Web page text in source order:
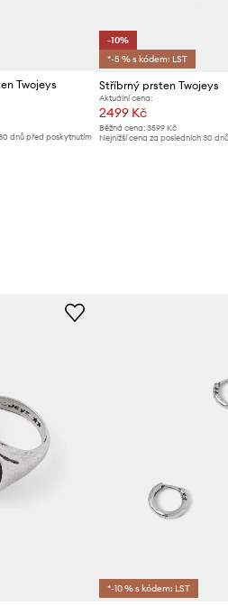
Twojeys
dnů před poskytnutím
-10%
*-5 % s kódem: LST
Stříbrný prsten Twojeys
Aktuální cena:
2499 Kč
Běžná cena: 3599 Kč
Nejnižší cena za posledních 30
*-10 % s kódem: LST